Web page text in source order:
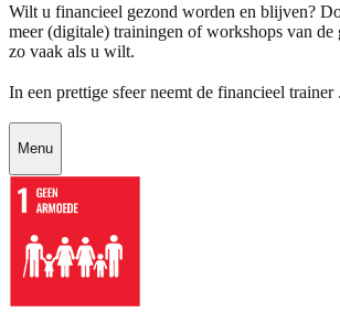
Wilt u financieel gezond worden en blijven?
meer (digitale) trainingen of workshops van de
zo vaak als u wilt.
In een prettige sfeer neemt de financieel trainer
Menu